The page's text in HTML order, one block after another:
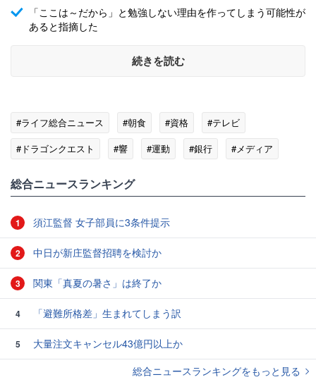
「ここは～だから」と勉強しない理由を作ってしまう可能性が
あると指摘した
続きを読む
#ライフ総合ニュース #朝食 #資格
#テレビ
#ドラゴンクエスト
#響 #運動 #銀行
#メディア
総合ニュースランキング
1 須江監督 女子部員に3条件提示
2 中日が新庄監督招聘を検討か
3 関東「真夏の暑さ」は終了か
4 「避難所格差」生まれてしまう訳
5
大量注文キャンセル43億円以上か
総合ニュースランキングをもっと見る